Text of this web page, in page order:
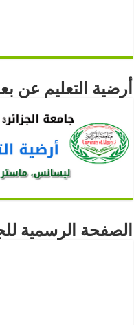
أرضية التعليم عن
الصفحة الرسمية